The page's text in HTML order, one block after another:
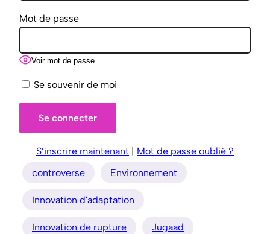
Mot de passe
Voir mot de passe
Se souvenir de moi
S’inscrire maintenant
Mot de passe oublié ?
controverse
Environnement
Innovation d'adaptation
Innovation de rupture Jugaad